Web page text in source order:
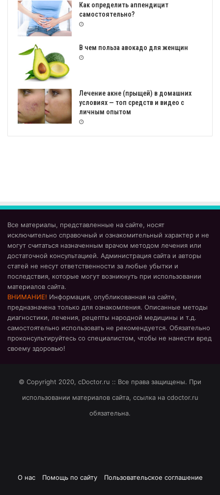
Как определить аппендицит
самостоятельно?
В чем польза авокадо для женщин
Лечение акне (прыщей) в домашних
условиях — топ средств и видео с
личным опытом
Все материалы, представленные на сайте, носят
исключительно справочный и ознакомительный характер и не
могут считаться назначенным врачом методом лечения или
достаточной консультацией. Администрация сайта и авторы
статей не несут ответственности за любые убытки и
последствия, которые могут возникнуть при использовании
материалов сайта.
ВНИМАНИЕ! Информация, опубликованная на сайте,
предназначена только для ознакомления. Описанные методы
диагностики, лечения, рецепты народной медицины и т.д.
самостоятельно использовать не рекомендуется. Обязательно
проконсультируйтесь со специалистом, чтобы не нанести вред
своему здоровью!
© Copyright 2020, cDoctor.ru :: Все права защищены. При
использовании материалов сайта, ссылка на cdoctor.ru
обязательна.
О нас Помощь по сайту Пользовательское соглашение